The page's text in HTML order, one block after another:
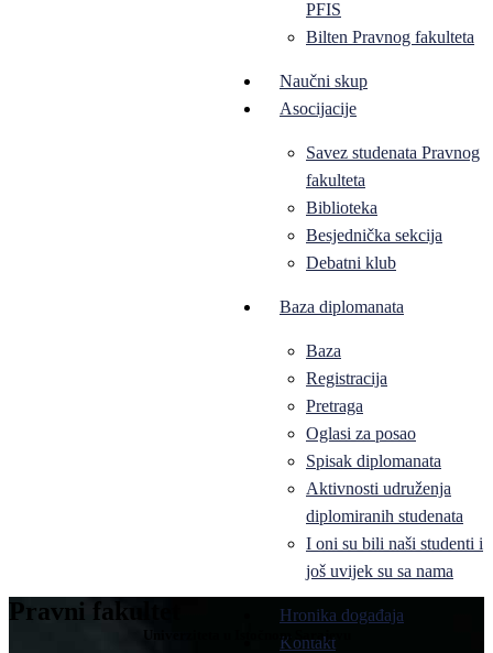
PFIS
Bilten Pravnog fakulteta
Naučni skup
Asocijacije
Savez studenata Pravnog
fakulteta
Biblioteka
Besjednička sekcija
Debatni klub
Baza diplomanata
Baza
Registracija
Pretraga
Oglasi za posao
Spisak diplomanata
Aktivnosti udruženja
diplomiranih studenata
I oni su bili naši studenti i
još uvijek su sa nama
Hronika događaja
Kontakt
Pravni fakultet
Univerziteta u Istočnom Sarajevu